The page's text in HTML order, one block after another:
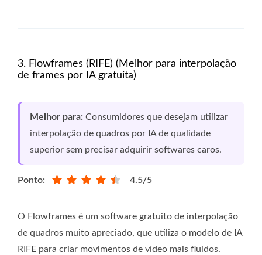
3. Flowframes (RIFE) (Melhor para interpolação
de frames por IA gratuita)
Melhor para: Consumidores que desejam utilizar
interpolação de quadros por IA de qualidade
superior sem precisar adquirir softwares caros.
Ponto: 4.5/5
O Flowframes é um software gratuito de interpolação
de quadros muito apreciado, que utiliza o modelo de IA
RIFE para criar movimentos de vídeo mais fluidos.